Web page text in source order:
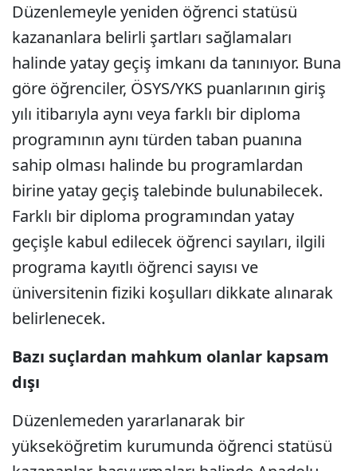
Düzenlemeyle yeniden öğrenci statüsü
kazananlara belirli şartları sağlamaları
halinde yatay geçiş imkanı da tanınıyor. Buna
göre öğrenciler, ÖSYS/YKS puanlarının giriş
yılı itibarıyla aynı veya farklı bir diploma
programının aynı türden taban puanına
sahip olması halinde bu programlardan
birine yatay geçiş talebinde bulunabilecek.
Farklı bir diploma programından yatay
geçişle kabul edilecek öğrenci sayıları, ilgili
programa kayıtlı öğrenci sayısı ve
üniversitenin fiziki koşulları dikkate alınarak
belirlenecek.
Bazı suçlardan mahkum olanlar kapsam
dışı
Düzenlemeden yararlanarak bir
yükseköğretim kurumunda öğrenci statüsü